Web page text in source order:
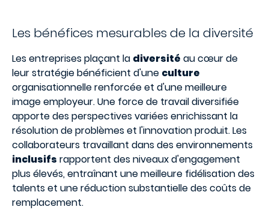
Les bénéfices mesurables de la diversité
Les entreprises plaçant la diversité au cœur de
leur stratégie bénéficient d'une culture
organisationnelle renforcée et d'une meilleure
image employeur. Une force de travail diversifiée
apporte des perspectives variées enrichissant la
résolution de problèmes et l'innovation produit. Les
collaborateurs travaillant dans des environnements
inclusifs rapportent des niveaux d'engagement
plus élevés, entraînant une meilleure fidélisation des
talents et une réduction substantielle des coûts de
remplacement.